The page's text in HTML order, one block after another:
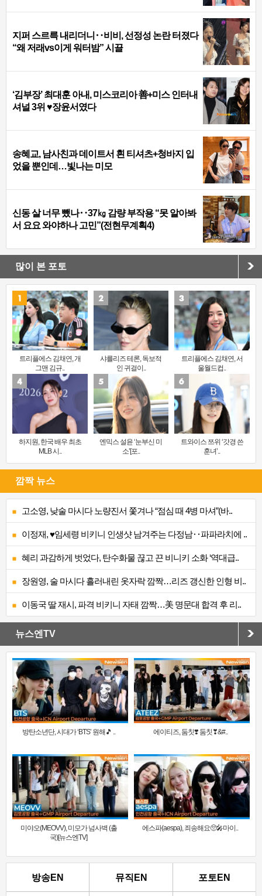
지퍼 스르륵 내리더니‥비비, 선정성 논란 터졌다
“왜 저래vs이게 워터밤” 시끌
‘김부장’ 최대훈 아내, 미스코리아 善+미스 인터내
셔널 3위 ♥장윤서였다
송혜교, 남사친과 데이트서 흰 티셔츠+청바지 입
었을 뿐인데…빛나는 미모
신동 살 너무 뺐나‥37㎏ 감량 부작용 “못 알아봐
서 요요 와야하나 고민”(전현무계획4)
많이 본 포토
트리플에스 김채연, 개
그맨 김규..
샤를리즈 테론, 독보적
인 귀걸이..
트리플에스 김채연, 서
울월드컵..
하지원, 한국 배우 최초
MLB 시..
엔믹스 설윤 ‘눈부신 미
소’[포..
트와이스 쯔위 ‘갓경 쓴
훈녀’..
깜짝 뉴스
고소영, 낮술 마시다 노량진서 쫓겨나 “점심 때 4병 마셔”(바..
이정재, ♥임세령 비키니 인생샷 남겨주는 다정남‥파파라치에 ..
혜리 과감하게 벗었다, 탄수화물 끊고 끈 비니키 소화 ‘역대급..
장원영, 술 마시다 흘러내린 옷자락 깜짝…리즈 갱신한 인형 비..
이동국 딸 재시, 파격 비키니 자태 깜짝…美 명문대 합격 후 리..
뉴스엔TV
방탄소년단, 시대가 ‘BTS’ 원해🎵 .. 에이티즈, 둠칫❣️ 둠칫❣&#..
미야오(MEOVV), 미모가 넘사벽 (출
국)[뉴스엔TV]
에스파(aespa), 죄송해요🥺🎤마이..
방송EN 뮤직EN 포토EN